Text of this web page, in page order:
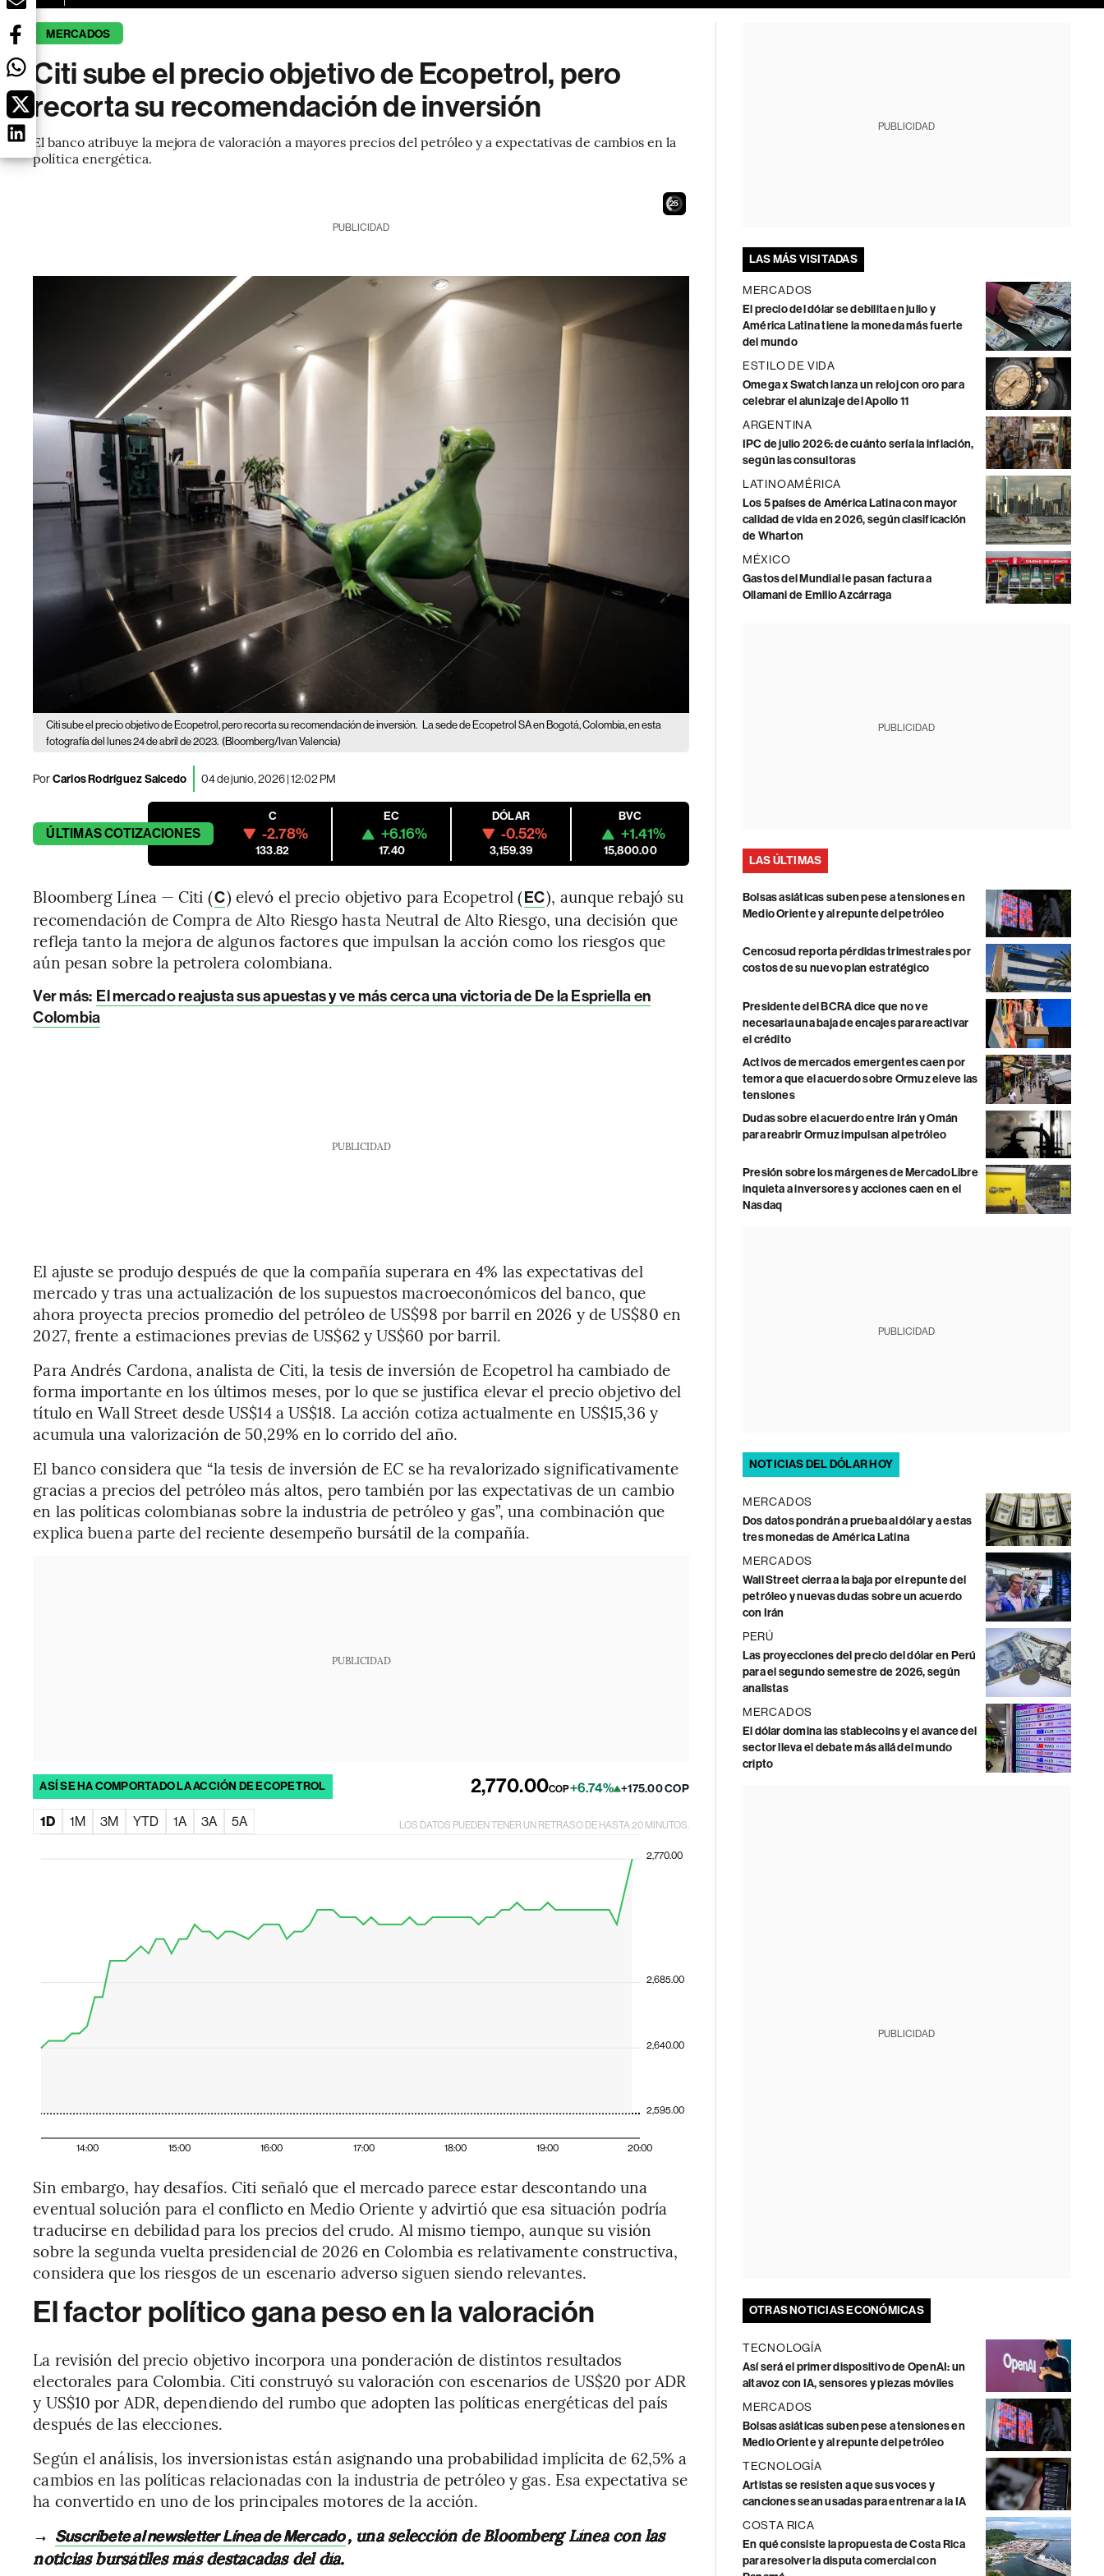
MERCADOS
Citi sube el precio objetivo de Ecopetrol, pero
recorta su recomendación de inversión
El banco atribuye la mejora de valoración a mayores precios del petróleo y a expectativas de cambios en la
política energética.
24
PUBLICIDAD
Citi sube el precio objetivo de Ecopetrol, pero recorta su recomendación de inversión. La sede de Ecopetrol SA en Bogotá, Colombia, en esta
fotografía del lunes 24 de abril de 2023. (Bloomberg/Ivan Valencia)
PorCarlos Rodríguez Salcedo 04 de junio, 2026 | 12:02 PM
ÚLTIMASCOTIZACIONES
C
-2.78%
133.82
EC
+6.16%
17.40
DÓLAR
-0.52%
3,159.39
BVC
+1.41%
15,800.00
Bloomberg Línea — Citi (C) elevó el precio objetivo para Ecopetrol (EC), aunque rebajó su
recomendación de Compra de Alto Riesgo hasta Neutral de Alto Riesgo, una decisión que
refleja tanto la mejora de algunos factores que impulsan la acción como los riesgos que
aún pesan sobre la petrolera colombiana.
Ver más: El mercado reajusta sus apuestas y ve más cerca una victoria de De la Espriella en
Colombia
PUBLICIDAD
El ajuste se produjo después de que la compañía superara en 4% las expectativas del
mercado y tras una actualización de los supuestos macroeconómicos del banco, que
ahora proyecta precios promedio del petróleo de US$98 por barril en 2026 y de US$80 en
2027, frente a estimaciones previas de US$62 y US$60 por barril.
Para Andrés Cardona, analista de Citi, la tesis de inversión de Ecopetrol ha cambiado de
forma importante en los últimos meses, por lo que se justifica elevar el precio objetivo del
título en Wall Street desde US$14 a US$18. La acción cotiza actualmente en US$15,36 y
acumula una valorización de 50,29% en lo corrido del año.
El banco considera que “la tesis de inversión de EC se ha revalorizado significativamente
gracias a precios del petróleo más altos, pero también por las expectativas de un cambio
en las políticas colombianas sobre la industria de petróleo y gas”, una combinación que
explica buena parte del reciente desempeño bursátil de la compañía.
PUBLICIDAD
ASÍ SE HA COMPORTADO LA ACCIÓN DE ECOPETROL 2,770.00COP+6.74% +175.00 COP
1D 1M 3M YTD 1A 3A 5A LOS DATOS PUEDEN TENER UN RETRASO DE HASTA 20 MINUTOS.
14:00 15:00 16:00 17:00 18:00 19:00 20:00
2,595.00
2,640.00
2,685.00
2,770.00
Sin embargo, hay desafíos. Citi señaló que el mercado parece estar descontando una
eventual solución para el conflicto en Medio Oriente y advirtió que esa situación podría
traducirse en debilidad para los precios del crudo. Al mismo tiempo, aunque su visión
sobre la segunda vuelta presidencial de 2026 en Colombia es relativamente constructiva,
considera que los riesgos de un escenario adverso siguen siendo relevantes.
El factor político gana peso en la valoración
La revisión del precio objetivo incorpora una ponderación de distintos resultados
electorales para Colombia. Citi construyó su valoración con escenarios de US$20 por ADR
y US$10 por ADR, dependiendo del rumbo que adopten las políticas energéticas del país
después de las elecciones.
Según el análisis, los inversionistas están asignando una probabilidad implícita de 62,5% a
cambios en las políticas relacionadas con la industria de petróleo y gas. Esa expectativa se
ha convertido en uno de los principales motores de la acción.
→ Suscríbete al newsletter Línea de Mercado, una selección de Bloomberg Línea con las
noticias bursátiles más destacadas del día.
PUBLICIDAD
LAS MÁS VISITADAS
MERCADOS
El precio del dólar se debilita en julio y
América Latina tiene la moneda más fuerte
del mundo
ESTILO DE VIDA
Omega x Swatch lanza un reloj con oro para
celebrar el alunizaje del Apollo 11
ARGENTINA
IPC de julio 2026: de cuánto sería la inflación,
según las consultoras
LATINOAMÉRICA
Los 5 países de América Latina con mayor
calidad de vida en 2026, según clasificación
de Wharton
MÉXICO
Gastos del Mundial le pasan factura a
Ollamani de Emilio Azcárraga
PUBLICIDAD
LAS ÚLTIMAS
Bolsas asiáticas suben pese a tensiones en
Medio Oriente y al repunte del petróleo
Cencosud reporta pérdidas trimestrales por
costos de su nuevo plan estratégico
Presidente del BCRA dice que no ve
necesaria una baja de encajes para reactivar
el crédito
Activos de mercados emergentes caen por
temor a que el acuerdo sobre Ormuz eleve las
tensiones
Dudas sobre el acuerdo entre Irán y Omán
para reabrir Ormuz impulsan al petróleo
Presión sobre los márgenes de MercadoLibre
inquieta a inversores y acciones caen en el
Nasdaq
PUBLICIDAD
NOTICIAS DEL DÓLAR HOY
MERCADOS
Dos datos pondrán a prueba al dólar y a estas
tres monedas de América Latina
MERCADOS
Wall Street cierra a la baja por el repunte del
petróleo y nuevas dudas sobre un acuerdo
con Irán
PERÚ
Las proyecciones del precio del dólar en Perú
para el segundo semestre de 2026, según
analistas
MERCADOS
El dólar domina las stablecoins y el avance del
sector lleva el debate más allá del mundo
cripto
PUBLICIDAD
OTRAS NOTICIAS ECONÓMICAS
TECNOLOGÍA
Así será el primer dispositivo de OpenAI: un
altavoz con IA, sensores y piezas móviles
MERCADOS
Bolsas asiáticas suben pese a tensiones en
Medio Oriente y al repunte del petróleo
TECNOLOGÍA
Artistas se resisten a que sus voces y
canciones sean usadas para entrenar a la IA
COSTA RICA
En qué consiste la propuesta de Costa Rica
para resolver la disputa comercial con